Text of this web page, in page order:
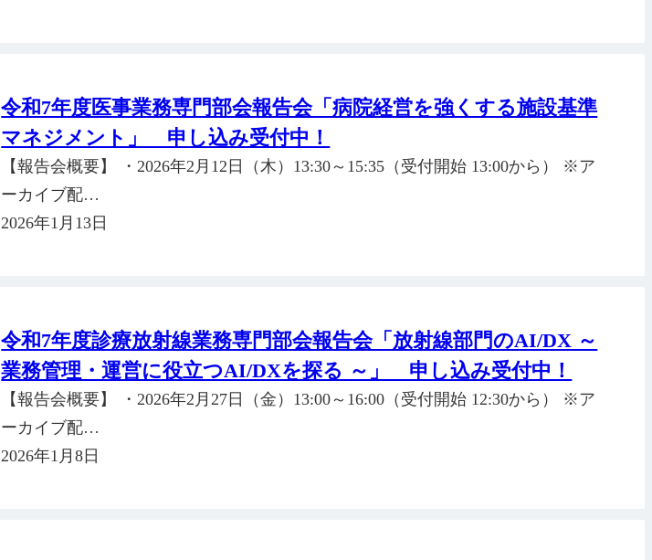
令和7年度医事業務専門部会報告会「病院経営を強くする施設基準
マネジメント」 申し込み受付中！
【報告会概要】 ・2026年2月12日（木）13:30～15:35（受付開始 13:00から） ※ア
ーカイブ配…
2026年1月13日
令和7年度診療放射線業務専門部会報告会「放射線部門のAI/DX ～
業務管理・運営に役立つAI/DXを探る ～」 申し込み受付中！
【報告会概要】 ・2026年2月27日（金）13:00～16:00（受付開始 12:30から） ※ア
ーカイブ配…
2026年1月8日